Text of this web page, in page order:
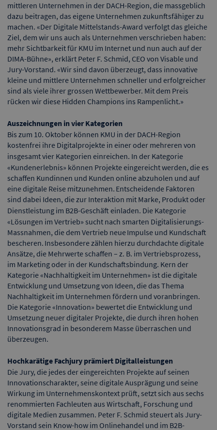
mittleren Unternehmen in der DACH-Region, die massgeblich
dazu beitragen, das eigene Unternehmen zukunftsfähiger zu
machen. «Der Digitale Mittelstands-Award verfolgt das gleiche
Ziel, dem wir uns auch als Unternehmen verschrieben haben:
mehr Sichtbarkeit für KMU im Internet und nun auch auf der
DIMA-Bühne», erklärt Peter F. Schmid, CEO von Visable und
Jury-Vorstand. «Wir sind davon überzeugt, dass innovative
kleine und mittlere Unternehmen schneller und erfolgreicher
sind als viele ihrer grossen Wettbewerber. Mit dem Preis
rücken wir diese Hidden Champions ins Rampenlicht.»
Auszeichnungen in vier Kategorien
Bis zum 10. Oktober können KMU in der DACH-Region
kostenfrei ihre Digitalprojekte in einer oder mehreren von
insgesamt vier Kategorien einreichen. In der Kategorie
«Kundenerlebnis» können Projekte eingereicht werden, die es
schaffen Kundinnen und Kunden online abzuholen und auf
eine digitale Reise mitzunehmen. Entscheidende Faktoren
sind dabei Ideen, die zur Interaktion mit Marke, Produkt oder
Dienstleistung im B2B-Geschäft einladen. Die Kategorie
«Lösungen im Vertrieb» sucht nach smarten Digitalisierungs-
Massnahmen, die dem Vertrieb neue Impulse und Kundschaft
bescheren. Insbesondere zählen hierzu durchdachte digitale
Ansätze, die Mehrwerte schaffen – z. B. im Vertriebsprozess,
im Marketing oder in der Kundschaftsbindung. Kern der
Kategorie «Nachhaltigkeit im Unternehmen» ist die digitale
Entwicklung und Umsetzung von Ideen, die das Thema
Nachhaltigkeit im Unternehmen fördern und voranbringen.
Die Kategorie «Innovation» bewertet die Entwicklung und
Umsetzung neuer digitaler Projekte, die durch ihren hohen
Innovationsgrad in besonderem Masse überraschen und
überzeugen.
Hochkarätige Fachjury prämiert Digitalleistungen
Die Jury, die jedes der eingereichten Projekte auf seinen
Innovationscharakter, seine digitale Ausprägung und seine
Wirkung im Unternehmenskontext prüft, setzt sich aus sechs
renommierten Fachleuten aus Wirtschaft, Forschung und
digitale Medien zusammen. Peter F. Schmid steuert als Jury-
Vorstand sein Know-how im Onlinehandel und im B2B-